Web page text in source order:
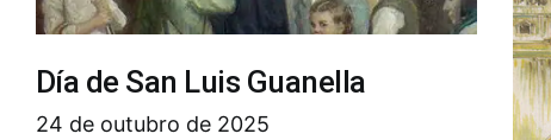
Día de San Luis Guanella
24 de outubro de 2025